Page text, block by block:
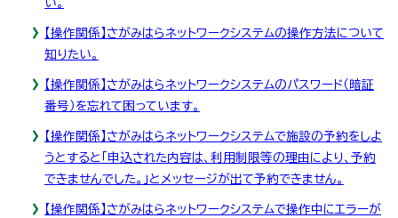
い。
【操作関係】さがみはらネットワークシステムの操作方法について
知りたい。
【操作関係】さがみはらネットワークシステムのパスワード（暗証
番号）を忘れて困っています。
【操作関係】さがみはらネットワークシステムで施設の予約をしよ
うとすると「申込された内容は、利用制限等の理由により、予約
できませんでした。」とメッセージが出て予約できません。
【操作関係】さがみはらネットワークシステムで操作中にエラーが